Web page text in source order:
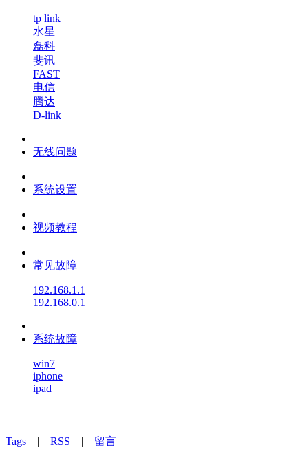
tp link
水星
磊科
斐讯
FAST
电信
腾达
D-link
无线问题
系统设置
视频教程
常见故障
192.168.1.1
192.168.0.1
系统故障
win7
iphone
ipad
Tags | RSS | 留言